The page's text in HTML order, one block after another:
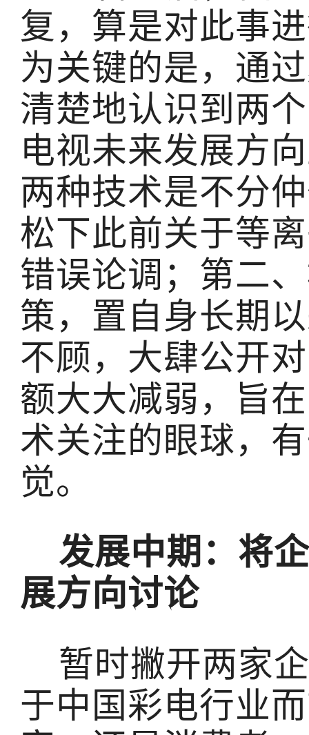
复，算是对此事
为关键的是，通
清楚地认识到两
电视未来发展方
两种技术是不分
松下此前关于等
错误论调；第二
策，置自身长期
不顾，大肆公开
额大大减弱，旨
术关注的眼球，
觉。
发展中期：将
展方向讨论
暂时撇开两家
于中国彩电行业